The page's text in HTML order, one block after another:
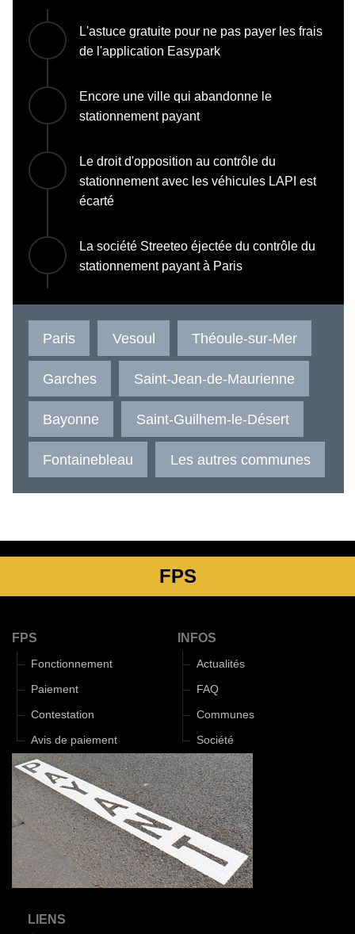
L'astuce gratuite pour ne pas payer les frais
de l'application Easypark
Encore une ville qui abandonne le
stationnement payant
Le droit d'opposition au contrôle du
stationnement avec les véhicules LAPI est
écarté
La société Streeteo éjectée du contrôle du
stationnement payant à Paris
Paris Vesoul Théoule-sur-Mer
Garches Saint-Jean-de-Maurienne
Bayonne Saint-Guilhem-le-Désert
Fontainebleau Les autres communes
FPS
FPS
Fonctionnement
Paiement
Contestation
Avis de paiement
INFOS
Actualités
FAQ
Communes
Société
LIENS